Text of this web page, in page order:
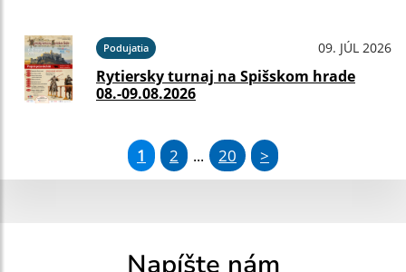
Podujatia 09. JÚL 2026
Rytiersky turnaj na Spišskom hrade
08.-09.08.2026
1 2 ... 20 >
Napíšte nám